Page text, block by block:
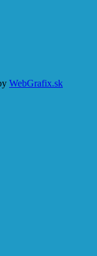
WebGrafix.sk